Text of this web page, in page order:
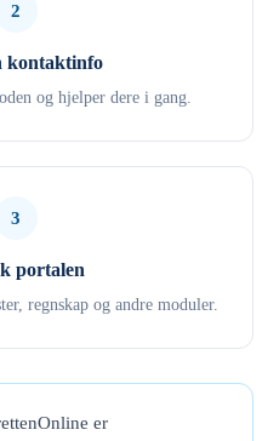
2
kontaktinfo
og hjelper dere i gang.
3
portalen
regnskap og andre moduler.
er